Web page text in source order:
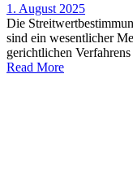
1. August 2025
Die
sind ein wesentlicher
gerichtlichen
Read More